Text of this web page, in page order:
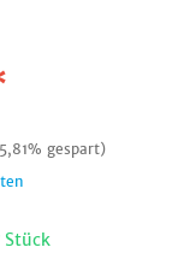
gespart)
Stück